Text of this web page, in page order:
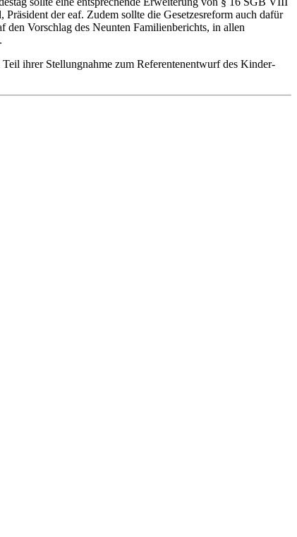
der eaf. Zudem sollte die Gesetzesreform auch dafür
Vorschlag des Neunten Familienberichts, in allen
ihrer Stellungnahme zum Referentenentwurf des Kinder-